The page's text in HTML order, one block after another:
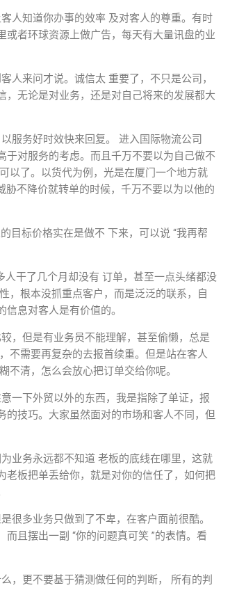
人知道你办事的效率 及对客人的尊重。有时
者环球资源上做广告，每天有大量讯盘的业
来问才说。诚信太 重要了，不只是公司，
无论是对业务，还是对自己将来的发展都大
服务好时效快来回复。 进入国际物流公司
对服务的考虑。而且千万不要以为自己做不
以了。以货代为例，光是在厦门一个地方就
不降价就转单的时候，千万不要以为以他的
目标价格实在是做不 下来，可以说 “我再帮
干了几个月却没有 订单，甚至一点头绪都没
，根本没抓重点客户，而是泛泛的联系，自
息对客人是有价值的。
，但是有业务员不能理解，甚至偷懒，总是
不需要再复杂的去报首续重。但是站在客人
不清，怎么会放心把订单交给你呢。
一下外贸以外的东西，我是指除了单证，报
技巧。大家虽然面对的市场和客人不同，但
业务永远都不知道 老板的底线在哪里，这就
板把单丢给你，就是对你的信任了，如何把
多业务只做到了不卑，在客户面前很酷。
且摆出一副 “你的问题真可笑 ”的表情。看
，更不要基于猜测做任何的判断， 所有的判